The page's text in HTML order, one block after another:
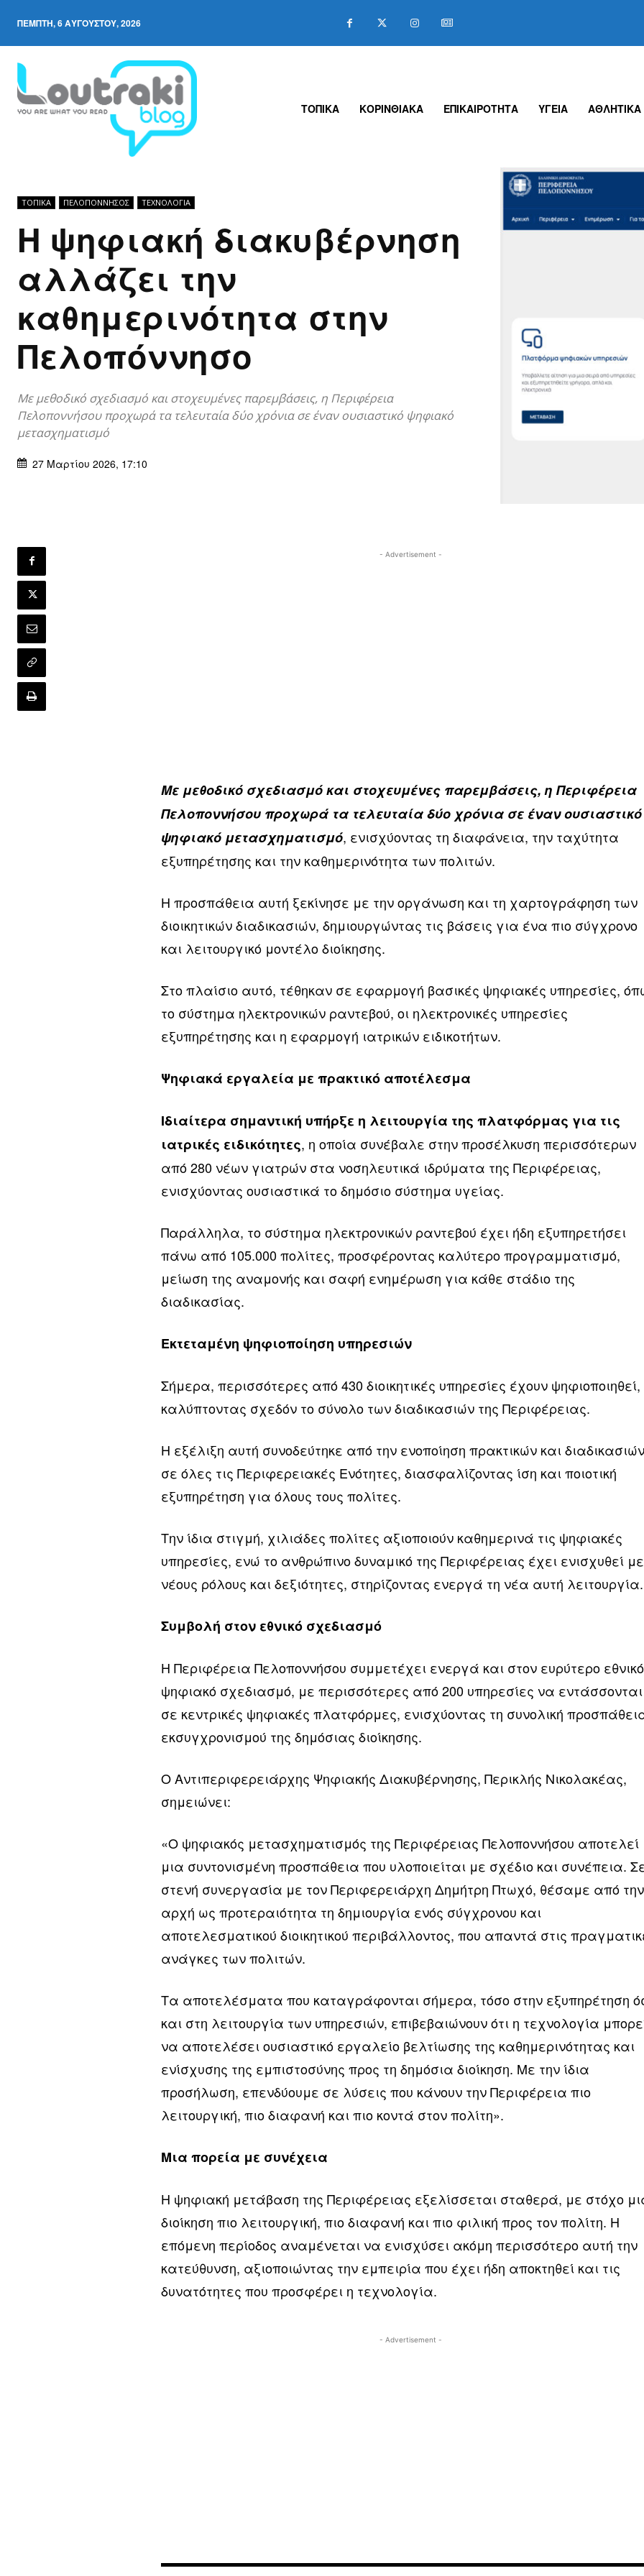
ΠΈΜΠΤΗ, 6 ΑΥΓΟΎΣΤΟΥ, 2026
ΤΟΠΙΚΑ ΚΟΡΙΝΘΙΑΚΑ ΕΠΙΚΑΙΡΟΤΗΤΑ ΥΓΕΙΑ ΑΘΛΗΤΙΚΑ
ΤΟΠΙΚΑ ΠΕΛΟΠΌΝΝΗΣΟΣ ΤΕΧΝΟΛΟΓΊΑ
Η ψηφιακή διακυβέρνηση
αλλάζει την
καθημερινότητα στην
Πελοπόννησο
Με μεθοδικό σχεδιασμό και στοχευμένες παρεμβάσεις, η Περιφέρεια
Πελοποννήσου προχωρά τα τελευταία δύο χρόνια σε έναν ουσιαστικό ψηφιακό
μετασχηματισμό
27 Μαρτίου 2026, 17:10
- Advertisement -
Με μεθοδικό σχεδιασμό και στοχευμένες παρεμβάσεις, η Περιφέρεια
Πελοποννήσου προχωρά τα τελευταία δύο χρόνια σε έναν ουσιαστικό
ψηφιακό μετασχηματισμό, ενισχύοντας τη διαφάνεια, την ταχύτητα
εξυπηρέτησης και την καθημερινότητα των πολιτών.
Η προσπάθεια αυτή ξεκίνησε με την οργάνωση και τη χαρτογράφηση των
διοικητικών διαδικασιών, δημιουργώντας τις βάσεις για ένα πιο σύγχρονο
και λειτουργικό μοντέλο διοίκησης.
Στο πλαίσιο αυτό, τέθηκαν σε εφαρμογή βασικές ψηφιακές υπηρεσίες,
το σύστημα ηλεκτρονικών ραντεβού, οι ηλεκτρονικές υπηρεσίες
εξυπηρέτησης και η εφαρμογή ιατρικών ειδικοτήτων.
Ψηφιακά εργαλεία με πρακτικό αποτέλεσμα
Ιδιαίτερα σημαντική υπήρξε η λειτουργία της πλατφόρμας για τις
ιατρικές ειδικότητες, η οποία συνέβαλε στην προσέλκυση περισσότερων
από 280 νέων γιατρών στα νοσηλευτικά ιδρύματα της Περιφέρειας,
ενισχύοντας ουσιαστικά το δημόσιο σύστημα υγείας.
Παράλληλα, το σύστημα ηλεκτρονικών ραντεβού έχει ήδη εξυπηρετήσει
πάνω από 105.000 πολίτες, προσφέροντας καλύτερο προγραμματισμό,
μείωση της αναμονής και σαφή ενημέρωση για κάθε στάδιο της
διαδικασίας.
Εκτεταμένη ψηφιοποίηση υπηρεσιών
Σήμερα, περισσότερες από 430 διοικητικές υπηρεσίες έχουν ψηφιοποιηθεί,
καλύπτοντας σχεδόν το σύνολο των διαδικασιών της Περιφέρειας.
Η εξέλιξη αυτή συνοδεύτηκε από την ενοποίηση πρακτικών και
σε όλες τις Περιφερειακές Ενότητες, διασφαλίζοντας ίση και ποιοτική
εξυπηρέτηση για όλους τους πολίτες.
Την ίδια στιγμή, χιλιάδες πολίτες αξιοποιούν καθημερινά τις ψηφιακές
υπηρεσίες, ενώ το ανθρώπινο δυναμικό της Περιφέρειας έχει ενισχυθεί με
νέους ρόλους και δεξιότητες, στηρίζοντας ενεργά τη νέα αυτή λειτουργία.
Συμβολή στον εθνικό σχεδιασμό
Η Περιφέρεια Πελοποννήσου συμμετέχει ενεργά και στον ευρύτερο εθνικό
ψηφιακό σχεδιασμό, με περισσότερες από 200 υπηρεσίες να εντάσσονται
σε κεντρικές ψηφιακές πλατφόρμες, ενισχύοντας τη συνολική
εκσυγχρονισμού της δημόσιας διοίκησης.
Ο Αντιπεριφερειάρχης Ψηφιακής Διακυβέρνησης, Περικλής Νικολακέας,
σημειώνει:
«Ο ψηφιακός μετασχηματισμός της Περιφέρειας Πελοποννήσου αποτελεί
μια συντονισμένη προσπάθεια που υλοποιείται με σχέδιο και συνέπεια.
στενή συνεργασία με τον Περιφερειάρχη Δημήτρη Πτωχό, θέσαμε από την
αρχή ως προτεραιότητα τη δημιουργία ενός σύγχρονου και
αποτελεσματικού διοικητικού περιβάλλοντος, που απαντά στις
ανάγκες των πολιτών.
Τα αποτελέσματα που καταγράφονται σήμερα, τόσο στην εξυπηρέτηση
και στη λειτουργία των υπηρεσιών, επιβεβαιώνουν ότι η τεχνολογία
να αποτελέσει ουσιαστικό εργαλείο βελτίωσης της καθημερινότητας και
ενίσχυσης της εμπιστοσύνης προς τη δημόσια διοίκηση. Με την ίδια
προσήλωση, επενδύουμε σε λύσεις που κάνουν την Περιφέρεια πιο
λειτουργική, πιο διαφανή και πιο κοντά στον πολίτη».
Μια πορεία με συνέχεια
Η ψηφιακή μετάβαση της Περιφέρειας εξελίσσεται σταθερά, με στόχο
διοίκηση πιο λειτουργική, πιο διαφανή και πιο φιλική προς τον πολίτη. Η
επόμενη περίοδος αναμένεται να ενισχύσει ακόμη περισσότερο αυτή την
κατεύθυνση, αξιοποιώντας την εμπειρία που έχει ήδη αποκτηθεί και τις
δυνατότητες που προσφέρει η τεχνολογία.
- Advertisement -